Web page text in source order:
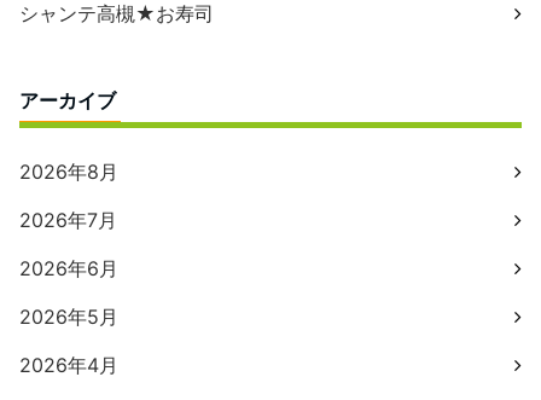
シャンテ高槻★お寿司
アーカイブ
2026年8月
2026年7月
2026年6月
2026年5月
2026年4月